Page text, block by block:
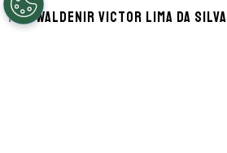
PorWaldenir Victor Lima Da Silva